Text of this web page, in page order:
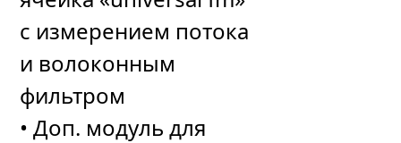
с измерением потока
и волоконным
фильтром
• Доп. модуль для